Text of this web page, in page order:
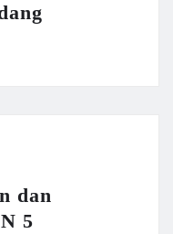
dan
5